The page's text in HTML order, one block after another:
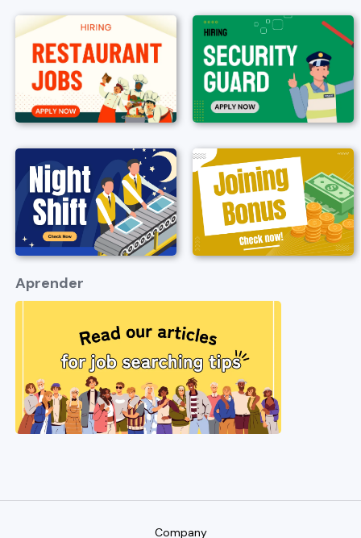
Aprender
Company